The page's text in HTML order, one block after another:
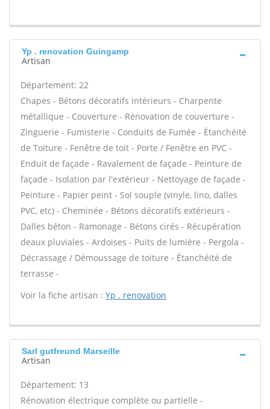
Yp . renovation Guingamp
Artisan
Département: 22
Chapes - Bétons décoratifs intérieurs - Charpente
métallique - Couverture - Rénovation de couverture -
Zinguerie - Fumisterie - Conduits de Fumée - Étanchéité
de Toiture - Fenêtre de toit - Porte / Fenêtre en PVC -
Enduit de façade - Ravalement de façade - Peinture de
façade - Isolation par l'extérieur - Nettoyage de façade -
Peinture - Papier peint - Sol souple (vinyle, lino, dalles
PVC, etc) - Cheminée - Bétons décoratifs extérieurs -
Dalles béton - Ramonage - Bétons cirés - Récupération
deaux pluviales - Ardoises - Puits de lumière - Pergola -
Décrassage / Démoussage de toiture - Étanchéité de
terrasse -
Voir la fiche artisan : Yp . renovation
Sarl gutfreund Marseille
Artisan
Département: 13
Rénovation électrique complète ou partielle -